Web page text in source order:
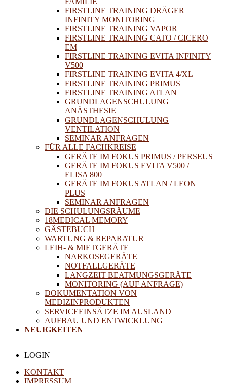
FIRSTLINE TRAINING DRÄGER
INFINITY MONITORING
FIRSTLINE TRAINING VAPOR
FIRSTLINE TRAINING CATO / CICERO
EM
FIRSTLINE TRAINING EVITA INFINITY
V500
FIRSTLINE TRAINING EVITA 4/XL
FIRSTLINE TRAINING PRIMUS
FIRSTLINE TRAINING ATLAN
GRUNDLAGENSCHULUNG
ANÄSTHESIE
GRUNDLAGENSCHULUNG
VENTILATION
SEMINAR ANFRAGEN
FÜR ALLE FACHKREISE
GERÄTE IM FOKUS PRIMUS / PERSEUS
GERÄTE IM FOKUS EVITA V500 /
ELISA 800
GERÄTE IM FOKUS ATLAN / LEON
PLUS
SEMINAR ANFRAGEN
DIE SCHULUNGSRÄUME
18MEDICAL MEMORY
GÄSTEBUCH
WARTUNG & REPARATUR
LEIH- & MIETGERÄTE
NARKOSEGERÄTE
NOTFALLGERÄTE
LANGZEIT BEATMUNGSGERÄTE
MONITORING (AUF ANFRAGE)
DOKUMENTATION VON
MEDIZINPRODUKTEN
SERVICEEINSÄTZE IM AUSLAND
AUFBAU UND ENTWICKLUNG
NEUIGKEITEN
LOGIN
KONTAKT
IMPRESSUM